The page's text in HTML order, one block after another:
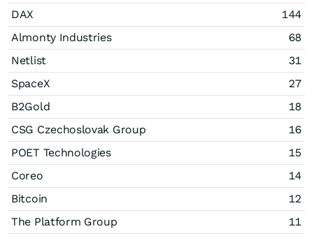
DAX
144
Almonty Industries
68
Netlist
31
SpaceX
27
B2Gold
18
CSG Czechoslovak Group
16
POET Technologies
15
Coreo
14
Bitcoin
12
The Platform Group
11